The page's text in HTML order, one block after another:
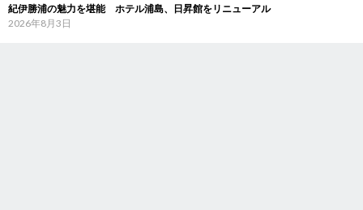
紀伊勝浦の魅力を堪能 ホテル浦島、日昇館をリニューアル
2026年8月3日